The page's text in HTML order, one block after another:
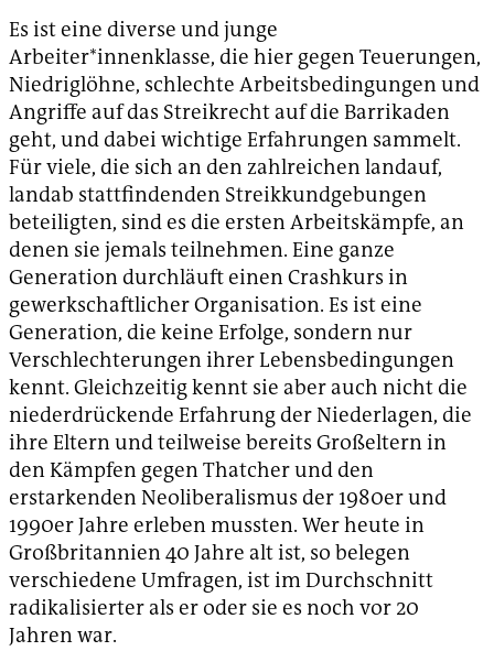
Es ist eine diverse und junge
Arbeiter*innenklasse, die hier gegen Teuerungen,
Niedriglöhne, schlechte Arbeitsbedingungen und
Angriffe auf das Streikrecht auf die Barrikaden
geht, und dabei wichtige Erfahrungen sammelt.
Für viele, die sich an den zahlreichen landauf,
landab stattfindenden Streikkundgebungen
beteiligten, sind es die ersten Arbeitskämpfe, an
denen sie jemals teilnehmen. Eine ganze
Generation durchläuft einen Crashkurs in
gewerkschaftlicher Organisation. Es ist eine
Generation, die keine Erfolge, sondern nur
Verschlechterungen ihrer Lebensbedingungen
kennt. Gleichzeitig kennt sie aber auch nicht die
niederdrückende Erfahrung der Niederlagen, die
ihre Eltern und teilweise bereits Großeltern in
den Kämpfen gegen Thatcher und den
erstarkenden Neoliberalismus der 1980er und
1990er Jahre erleben mussten. Wer heute in
Großbritannien 40 Jahre alt ist, so belegen
verschiedene Umfragen, ist im Durchschnitt
radikalisierter als er oder sie es noch vor 20
Jahren war.